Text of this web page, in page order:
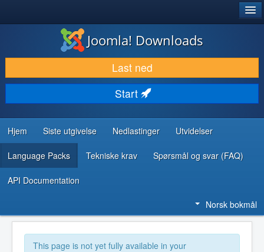
LAST NED & UTVID
OPPDAG & LÆR
SAMFUNN & BRUKERSTØTTE
UTVIKLINGSRESSURSER
Joomla! Downloads
Last ned
Start
Hjem Siste utgivelse Nedlastinger Utvidelser
Language Packs Tekniske krav Spørsmål og svar (FAQ)
API Documentation
Norsk bokmål
This page is not yet fully available in your